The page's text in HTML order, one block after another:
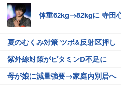
体重62kg→82kgに 寺田
夏のむくみ対策 ツボ&反射区押し
紫外線対策がビタミンD不足に
母が娘に減量強要→家庭内別居へ